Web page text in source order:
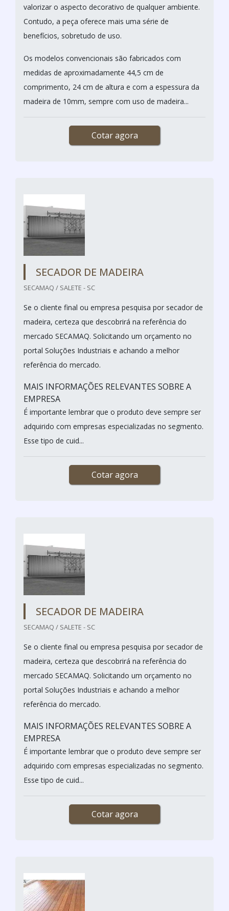
valorizar o aspecto decorativo de qualquer ambiente.
Contudo, a peça oferece mais uma série de
benefícios, sobretudo de uso.
Os modelos convencionais são fabricados com
medidas de aproximadamente 44,5 cm de
comprimento, 24 cm de altura e com a espessura da
madeira de 10mm, sempre com uso de madeira...
Cotar agora
SECADOR DE MADEIRA
SECAMAQ / SALETE - SC
Se o cliente final ou empresa pesquisa por secador de
madeira, certeza que descobrirá na referência do
mercado SECAMAQ. Solicitando um orçamento no
portal Soluções Industriais e achando a melhor
referência do mercado.
MAIS INFORMAÇÕES RELEVANTES SOBRE A
EMPRESA
É importante lembrar que o produto deve sempre ser
adquirido com empresas especializadas no segmento.
Esse tipo de cuid...
Cotar agora
SECADOR DE MADEIRA
SECAMAQ / SALETE - SC
Se o cliente final ou empresa pesquisa por secador de
madeira, certeza que descobrirá na referência do
mercado SECAMAQ. Solicitando um orçamento no
portal Soluções Industriais e achando a melhor
referência do mercado.
MAIS INFORMAÇÕES RELEVANTES SOBRE A
EMPRESA
É importante lembrar que o produto deve sempre ser
adquirido com empresas especializadas no segmento.
Esse tipo de cuid...
Cotar agora